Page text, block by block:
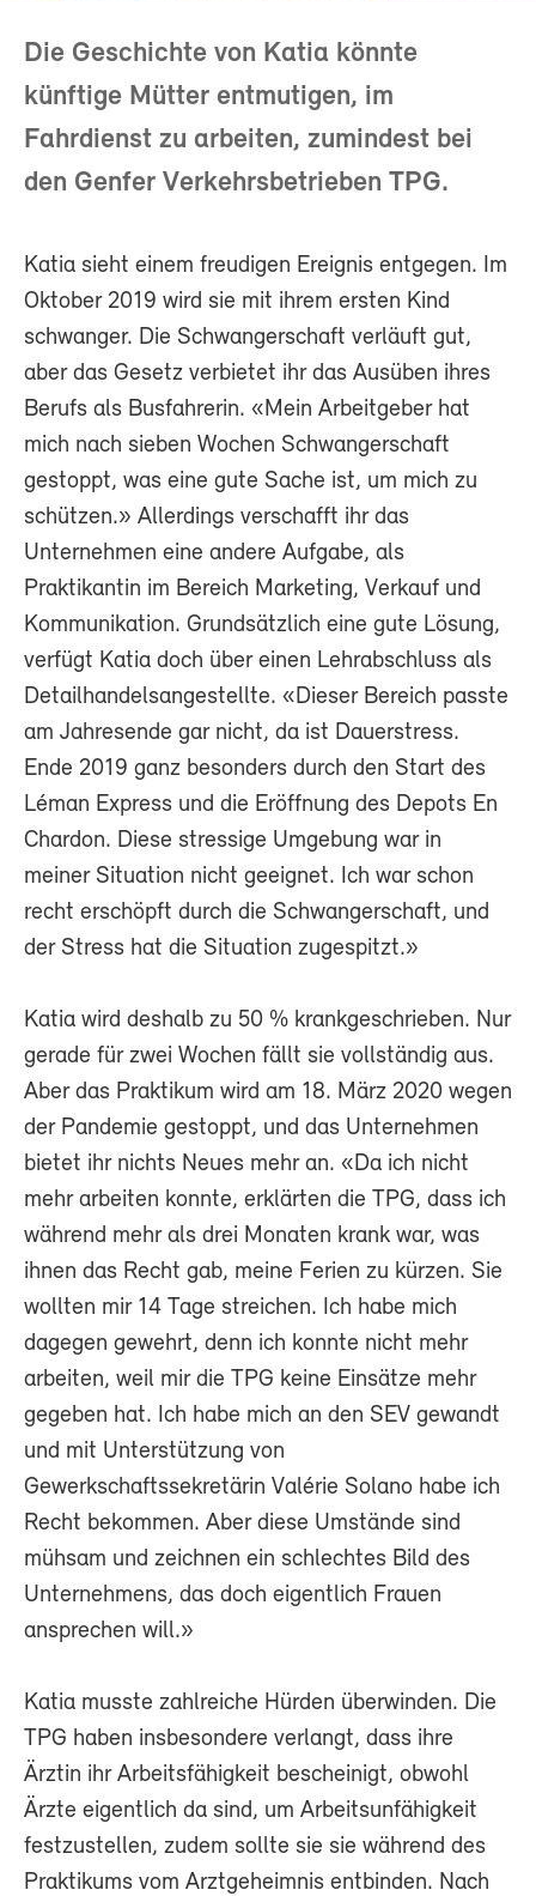
Die Geschichte von Katia könnte
künftige Mütter entmutigen, im
Fahrdienst zu arbeiten, zumindest bei
den Genfer Verkehrsbetrieben TPG.
Katia sieht einem freudigen Ereignis entgegen. Im
Oktober 2019 wird sie mit ihrem ersten Kind
schwanger. Die Schwangerschaft verläuft gut,
aber das Gesetz verbietet ihr das Ausüben ihres
Berufs als Busfahrerin. «Mein Arbeitgeber hat
mich nach sieben Wochen Schwangerschaft
gestoppt, was eine gute Sache ist, um mich zu
schützen.» Allerdings verschafft ihr das
Unternehmen eine andere Aufgabe, als
Praktikantin im Bereich Marketing, Verkauf und
Kommunikation. Grundsätzlich eine gute Lösung,
verfügt Katia doch über einen Lehrabschluss als
Detailhandelsangestellte. «Dieser Bereich passte
am Jahresende gar nicht, da ist Dauerstress.
Ende 2019 ganz besonders durch den Start des
Léman Express und die Eröffnung des Depots En
Chardon. Diese stressige Umgebung war in
meiner Situation nicht geeignet. Ich war schon
recht erschöpft durch die Schwangerschaft, und
der Stress hat die Situation zugespitzt.»
Katia wird deshalb zu 50 % krankgeschrieben. Nur
gerade für zwei Wochen fällt sie vollständig aus.
Aber das Praktikum wird am 18. März 2020 wegen
der Pandemie gestoppt, und das Unternehmen
bietet ihr nichts Neues mehr an. «Da ich nicht
mehr arbeiten konnte, erklärten die TPG, dass ich
während mehr als drei Monaten krank war, was
ihnen das Recht gab, meine Ferien zu kürzen. Sie
wollten mir 14 Tage streichen. Ich habe mich
dagegen gewehrt, denn ich konnte nicht mehr
arbeiten, weil mir die TPG keine Einsätze mehr
gegeben hat. Ich habe mich an den SEV gewandt
und mit Unterstützung von
Gewerkschaftssekretärin Valérie Solano habe ich
Recht bekommen. Aber diese Umstände sind
mühsam und zeichnen ein schlechtes Bild des
Unternehmens, das doch eigentlich Frauen
ansprechen will.»
Katia musste zahlreiche Hürden überwinden. Die
TPG haben insbesondere verlangt, dass ihre
Ärztin ihr Arbeitsfähigkeit bescheinigt, obwohl
Ärzte eigentlich da sind, um Arbeitsunfähigkeit
festzustellen, zudem sollte sie sie während des
Praktikums vom Arztgeheimnis entbinden. Nach